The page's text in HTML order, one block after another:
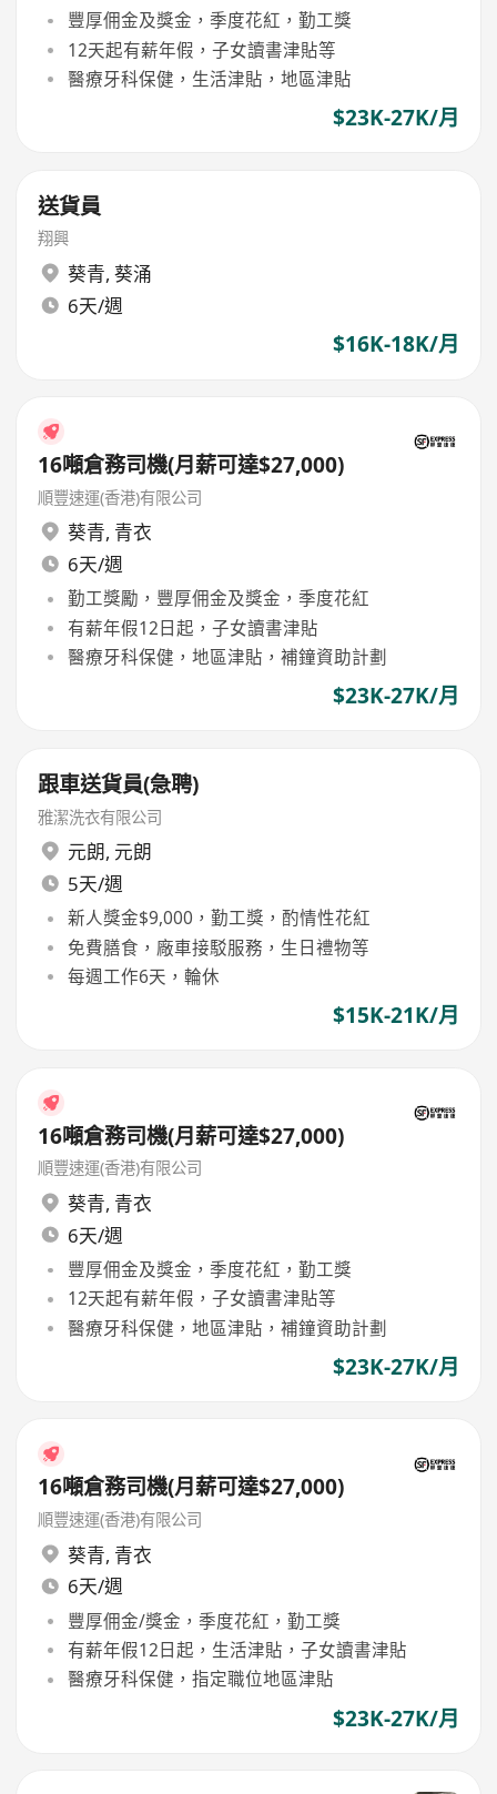
豐厚佣金及獎金，季度花紅，勤工獎
12天起有薪年假，子女讀書津貼等
醫療牙科保健，生活津貼，地區津貼
$23K-27K/月
送貨員
翔興
葵青, 葵涌
6天/週
$16K-18K/月
16噸倉務司機(月薪可達$27,000)
順豐速運(香港)有限公司
葵青, 青衣
6天/週
勤工獎勵，豐厚佣金及獎金，季度花紅
有薪年假12日起，子女讀書津貼
醫療牙科保健，地區津貼，補鐘資助計劃
$23K-27K/月
跟車送貨員(急聘)
雅潔洗衣有限公司
元朗, 元朗
5天/週
新人獎金$9,000，勤工獎，酌情性花紅
免費膳食，廠車接駁服務，生日禮物等
每週工作6天，輪休
$15K-21K/月
16噸倉務司機(月薪可達$27,000)
順豐速運(香港)有限公司
葵青, 青衣
6天/週
豐厚佣金及獎金，季度花紅，勤工獎
12天起有薪年假，子女讀書津貼等
醫療牙科保健，地區津貼，補鐘資助計劃
$23K-27K/月
16噸倉務司機(月薪可達$27,000)
順豐速運(香港)有限公司
葵青, 青衣
6天/週
豐厚佣金/獎金，季度花紅，勤工獎
有薪年假12日起，生活津貼，子女讀書津貼
醫療牙科保健，指定職位地區津貼
$23K-27K/月